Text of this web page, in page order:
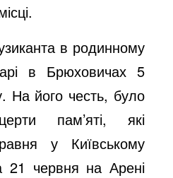
в родинному
в Брюховичах 5
На його честь, було
пам’яті, які
у Київському
21 червня на Арені